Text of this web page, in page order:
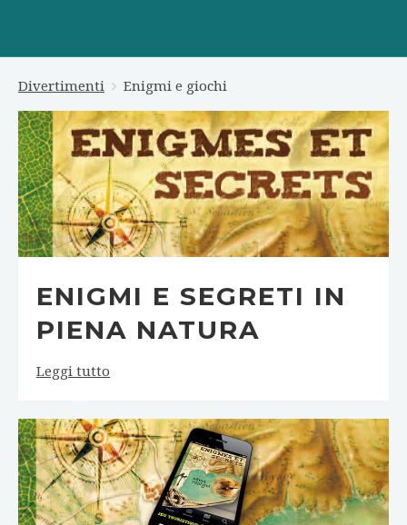
Divertimenti Enigmi e giochi
ENIGMI E SEGRETI IN
PIENA NATURA
Leggi tutto